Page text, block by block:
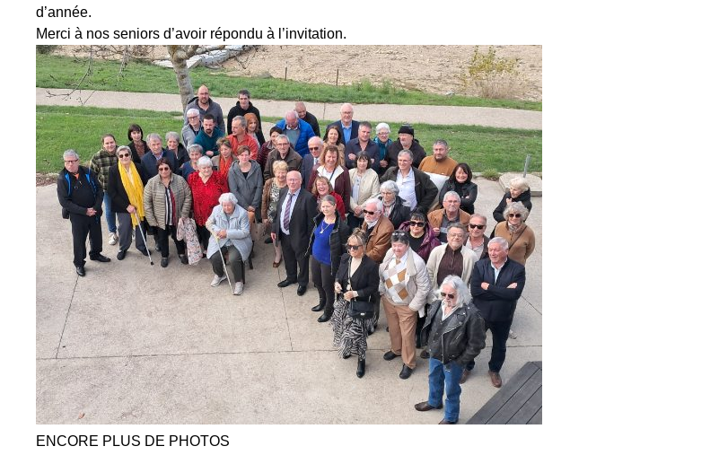
d’année.
Merci à nos seniors d’avoir répondu à l’invitation.
ENCORE PLUS DE PHOTOS